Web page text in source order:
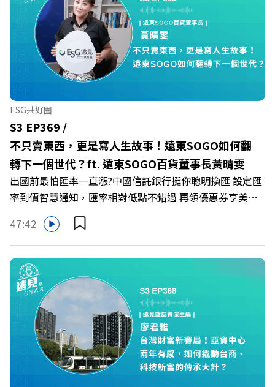
的應對姿態，以及在緊湊的職場節奏中，修煉安頓心法！
🔺你的自我價值，難道只能由考績和主管來決定？ 🔺你或
你的同事，正在用哪種「不一致」的姿態應對壓力？ 🔺如
何在中高壓的「三明治主管」困境中全身而退？ 主持人／
遠見雜誌總編輯 林讓均 與談人／薩提爾模式溝通引導師、
作者 李崇義、謝佳芸 +++++ 🫧清除腦袋的盲點，也順手理
清生活的雜亂。 點開看質感養成術>>
https://gvmkt.pse.is/9al3px ✨關注《遠見》更多的社群：
LINE：https://reurl.cc/A4ELQp IG：
https://bit.ly/3AjBWNV YT：https://bit.ly/38jNi9k
Powered by Firstory Hosting
ESG共好圈
S3 EP369 /
不只賣東西，更是寫人生故事！遠東SOGO如何翻
轉下一個世代？ft. 遠東SOGO百貨董事長黃晴雯
出國前最怕匯率一直漲?中國信託銀行挺你聰明換匯 設定匯
率到價智慧通知，匯率相對低點不錯過 再領優惠券享美金
最高減3分等優惠 立即設定： https://fstry.pse.is/9d7lr7
投資外幣如幣別轉換可能產生匯兌損失，應評估涉及自身情
況審慎投資。 完整注意事項詳見網站資訊。 —— 以上為
Firstory Podcast 廣告 —— 在永續減碳、綠色消費與友善
職場的變革浪潮下，傳統大流量、高耗能的百貨零售業該如
何轉型突圍？ 本集《遠見ON AIR》邀請到遠東SOGO百貨
董事長黃晴雯，帶你解析遠東SOGO如何透過戰略布局，打
造出兼顧企業獲利與社會共好的綠色零售新契機！ 🔺如何
從單純百貨專櫃轉型為有溫度的利他平台？ 🔺最難節能的
零售業如何落實「EP100」能效倍增計畫？ 🔺成功推動育
嬰留停、男同仁樂意成家！驚豔業界的「生育代理人制度」
47:42